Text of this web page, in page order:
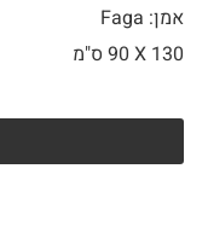
אמן: Faga
130 X